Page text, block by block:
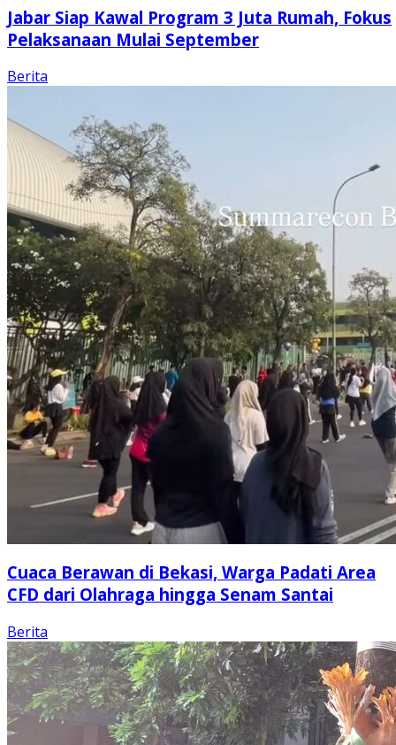
Jabar Siap Kawal Program 3 Juta Rumah, Fokus
Pelaksanaan Mulai September
Berita
Cuaca Berawan di Bekasi, Warga Padati Area
CFD dari Olahraga hingga Senam Santai
Berita